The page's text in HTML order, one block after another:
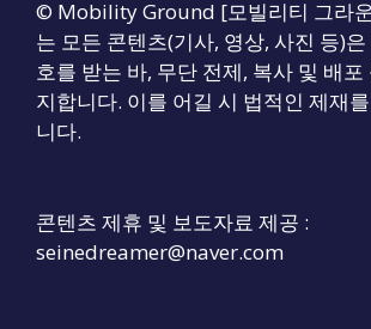
© Mobility Ground [모빌리티 그라
는 모든 콘텐츠(기사, 영상, 사진 등)
호를 받는 바, 무단 전제, 복사 및 배
지합니다. 이를 어길 시 법적인 제재
니다.
콘텐츠 제휴 및 보도자료 제공 :
seinedreamer@naver.com